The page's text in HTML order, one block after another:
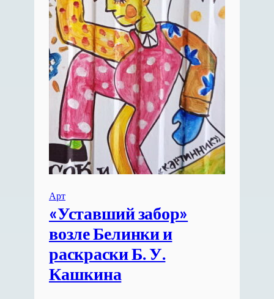
Арт
«Уставший забор»
возле Белинки и
раскраски Б. У.
Кашкина